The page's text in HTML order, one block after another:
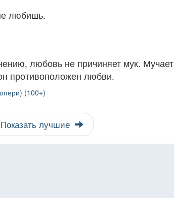
любишь.
любовь не причиняет мук. Мучает
противоположен любви.
(100+)
Показать лучшие